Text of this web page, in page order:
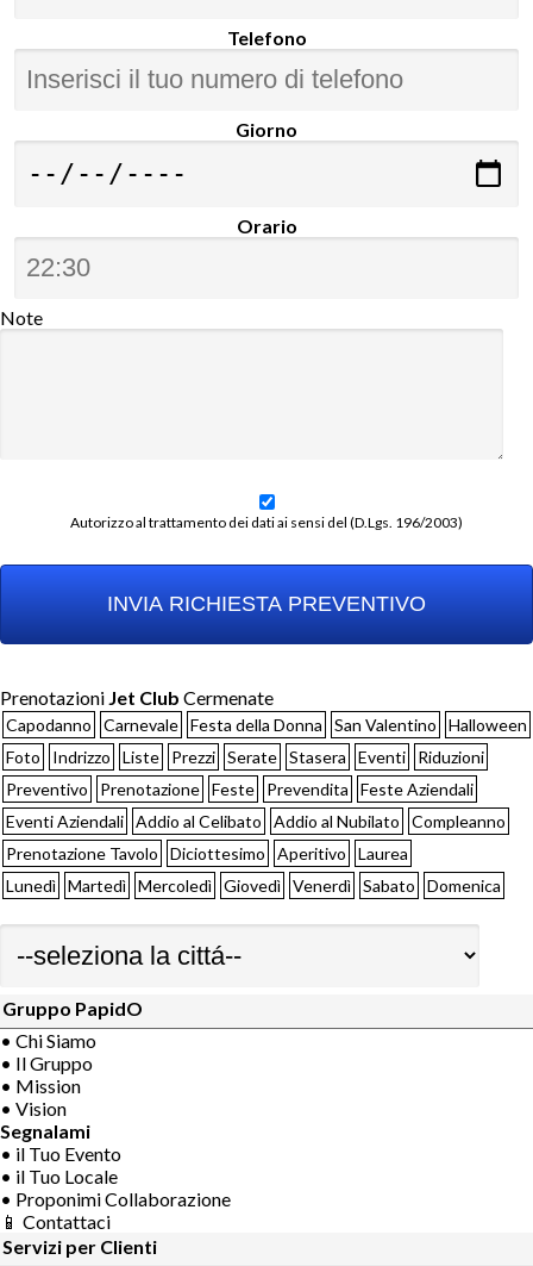
Telefono
Giorno
Orario
Note
Autorizzo al trattamento dei dati ai sensi del (D.Lgs. 196/2003)
Prenotazioni Jet Club Cermenate
Capodanno Carnevale Festa della Donna San Valentino
Halloween
Foto
Indrizzo Liste Prezzi Serate Stasera Eventi
Riduzioni
Preventivo
Prenotazione Feste Prevendita
Feste Aziendali
Eventi Aziendali Addio al Celibato Addio al Nubilato
Compleanno
Prenotazione Tavolo
Diciottesimo Aperitivo
Laurea
Lunedì Martedì Mercoledì Giovedì Venerdì Sabato Domenica
Gruppo PapidO
• Chi Siamo
• Il Gruppo
• Mission
• Vision
Segnalami
• il Tuo Evento
• il Tuo Locale
• Proponimi Collaborazione
📱 Contattaci
Servizi per Clienti